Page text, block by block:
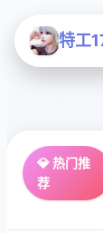
特工
💎 热门推
荐